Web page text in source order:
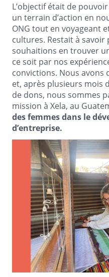
L’objectif était de
un terrain d’action en
ONG tout en voyageant
cultures. Restait à
souhaitions en trouver
ce soit par nos
convictions. Nous avons
et, après plusieurs mois
de dons, nous sommes
mission à Xela, au
des femmes dans le
d’entreprise.